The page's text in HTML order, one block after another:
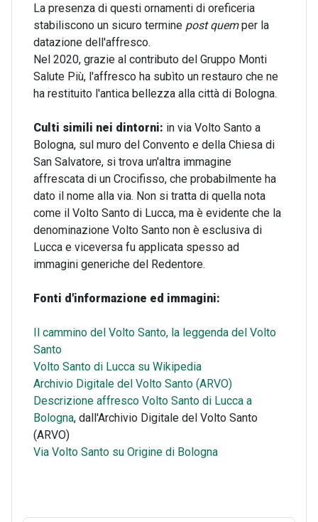
La presenza di questi ornamenti di oreficeria
stabiliscono un sicuro termine post quemper la
datazione dell'affresco.
Nel 2020, grazie al contributo del Gruppo Monti
Salute Più, l'affresco ha subìto un restauro che ne
ha restituito l'antica bellezza alla città di Bologna.
Culti simili nei dintorni: in via Volto Santo a
Bologna, sul muro del Convento e della Chiesa di
San Salvatore, si trova un'altra immagine
affrescata di un Crocifisso, che probabilmente ha
dato il nome alla via. Non si tratta di quella nota
come il Volto Santo di Lucca, ma è evidente che la
denominazione Volto Santo non è esclusiva di
Lucca e viceversa fu applicata spesso ad
immagini generiche del Redentore.
Fonti d'informazione ed immagini:
Il cammino del Volto Santo, la leggenda del Volto
Santo
Volto Santo di Lucca su Wikipedia
Archivio Digitale del Volto Santo (ARVO)
Descrizione affresco Volto Santo di Lucca a
Bologna, dall'Archivio Digitale del Volto Santo
(ARVO)
Via Volto Santo su Origine di Bologna